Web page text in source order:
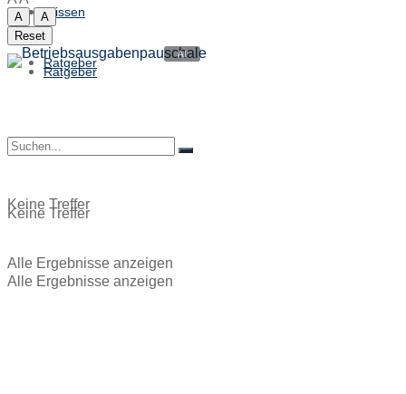
Ratgeber
Keine Treffer
Alle Ergebnisse anzeigen
Wissen
Ratgeber
Keine Treffer
Alle Ergebnisse anzeigen
A
A
Reset